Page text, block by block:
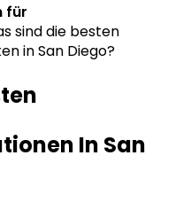
für
sind die besten
in San Diego?
In San